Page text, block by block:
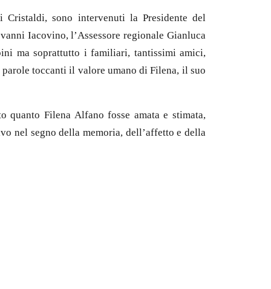
sono intervenuti la Presidente del
Iacovino, l’Assessore regionale Gianluca
ma soprattutto i familiari, tantissimi amici,
toccanti il valore umano di Filena, il suo
quanto Filena Alfano fosse amata e stimata,
nel segno della memoria, dell’affetto e della